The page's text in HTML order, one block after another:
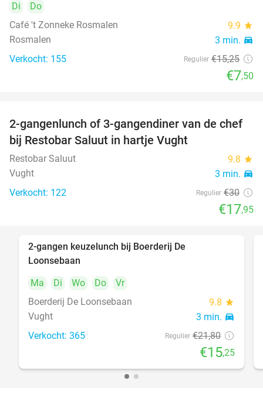
Di
Do
Café 't Zonneke Rosmalen
9.9 star
Rosmalen 3 min. directions_car
Verkocht: 155 Regulier €15,25
€7,50
40%
2-gangenlunch of 3-gangendiner van de chef
bij Restobar Saluut in hartje Vught
Restobar Saluut 9.8 star
Vught 3 min. directions_car
Verkocht: 122 Regulier €30
€17,95
2-gangen keuzelunch bij Boerderij De
Loonsebaan
Ma
Di Wo Do
Vr
Boerderij De Loonsebaan
9.8 star
Vught 3 min. directions_car
Verkocht: 365 Regulier €21,80
€15,25